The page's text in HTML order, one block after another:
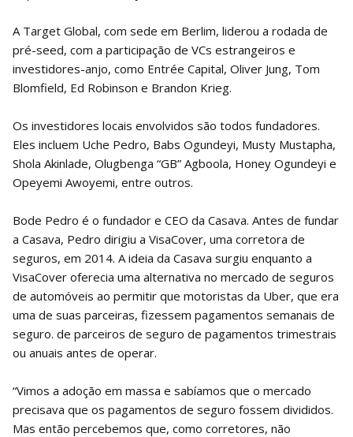
A Target Global, com sede em Berlim, liderou a rodada de
pré-seed, com a participação de VCs estrangeiros e
investidores-anjo, como Entrée Capital, Oliver Jung, Tom
Blomfield, Ed Robinson e Brandon Krieg.
Os investidores locais envolvidos são todos fundadores.
Eles incluem Uche Pedro, Babs Ogundeyi, Musty Mustapha,
Shola Akinlade, Olugbenga “GB” Agboola, Honey Ogundeyi e
Opeyemi Awoyemi, entre outros.
Bode Pedro é o fundador e CEO da Casava. Antes de fundar
a Casava, Pedro dirigiu a VisaCover, uma corretora de
seguros, em 2014. A ideia da Casava surgiu enquanto a
VisaCover oferecia uma alternativa no mercado de seguros
de automóveis ao permitir que motoristas da Uber, que era
uma de suas parceiras, fizessem pagamentos semanais de
seguro. de parceiros de seguro de pagamentos trimestrais
ou anuais antes de operar.
“Vimos a adoção em massa e sabíamos que o mercado
precisava que os pagamentos de seguro fossem divididos.
Mas então percebemos que, como corretores, não